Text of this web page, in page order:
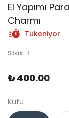
El Yapımı
Charmı
Tükeniyor
Stok: 1
₺ 400.00
Kutu